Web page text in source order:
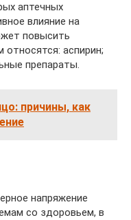
аптечных
влияние на
повысить
аспирин;
препараты.
причины, как
напряжение
со здоровьем, в